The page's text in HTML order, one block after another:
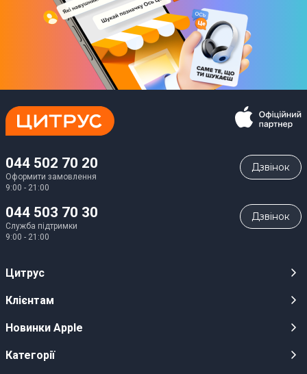
044 502 70 20
Оформити замовлення
9:00 - 21:00
Дзвiнок
044 503 70 30
Служба підтримки
9:00 - 21:00
Дзвiнок
Цитрус
Кар’єра
Оптовим клієнтам
Клієнтам
Публічні оферти
Новинки Apple
iPhone 17
Категорії